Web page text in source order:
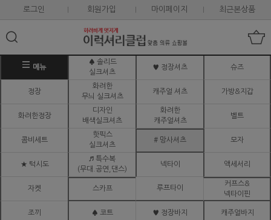
로그인 회원가입 마이페이지 최근본상품
메뉴
♠ 솔리드
실크셔츠
♥ 정장셔츠 슈즈
정장
화려한
무늬 실크셔츠
캐주얼 셔츠 가방&지갑
화려한정장
디자인
배색실크셔츠
화려한
캐주얼셔츠
벨트
콤비세트
핫픽스
실크셔츠
# 망사셔츠 모자
★ 턱시도
♬ 특수복
(무대.공연,댄스)
넥타이 액세서리
자켓 스카프 루프타이
커프스&
넥타이핀
조끼 ♠ 코트 ♥ 정장바지 캐주얼바지